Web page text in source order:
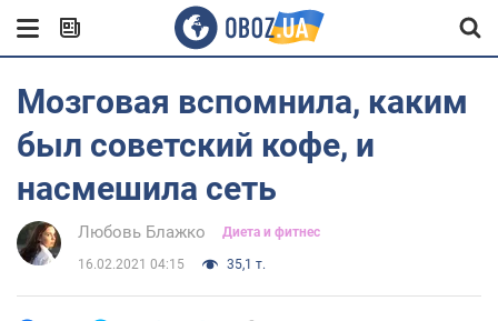
Мозговая вспомнила, каким
был советский кофе, и
насмешила сеть
Любовь Блажко Диета и фитнес
16.02.2021 04:15 35,1 т.